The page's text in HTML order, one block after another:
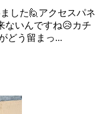
した🙋アクセスパネ
ないんですね😥カチ
どう留まっ...